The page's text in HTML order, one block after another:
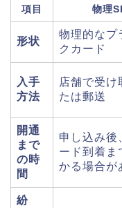
項目 物理
形状
物理的なプ
クカード
入手
方法
店舗で受け
たは郵送
開通
まで
の時
間
申し込み後
ード到着ま
かる場合が
紛